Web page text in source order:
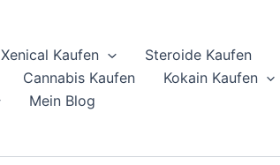
Xenical Kaufen Steroide Kaufen
Cannabis Kaufen Kokain Kaufen
Mein Blog